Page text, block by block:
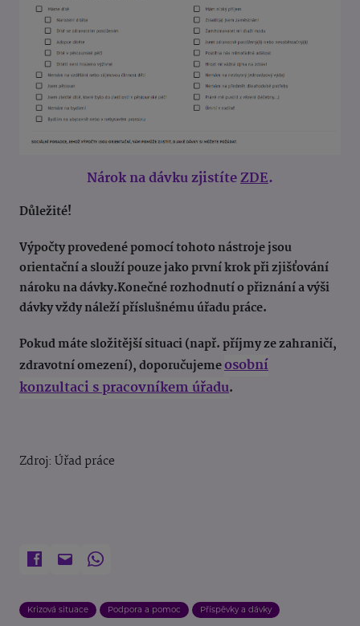
Nárok na dávku zjistíteZDE.
Důležité!
Výpočty provedené pomocí tohoto nástroje jsou
orientační a slouží pouze jako první krok při zjišťování
nároku na dávky.Konečné rozhodnutí o přiznání a výši
dávky vždy náleží příslušnému úřadu práce.
Pokud máte složitější situaci (např. příjmy ze zahraničí,
zdravotní omezení), doporučujemeosobní
konzultaci s pracovníkem úřadu.
Zdroj: Úřad práce
Krizová situace Podpora a pomoc Příspěvky a dávky